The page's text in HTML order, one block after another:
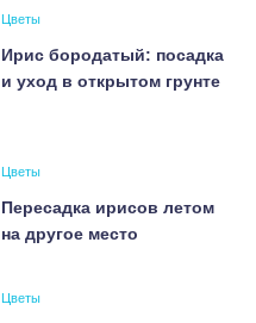
Цветы
Ирис бородатый: посадка
и уход в открытом грунте
Цветы
Пересадка ирисов летом
на другое место
Цветы